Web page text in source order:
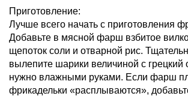
Приготовление:
Лучше всего начать с приготовления
Добавьте в мясной фарш взбитое
щепоток соли и отварной рис.
вылепите шарики величиной с грецкий
нужно влажными руками. Если фарш
фрикадельки «расплываются»,